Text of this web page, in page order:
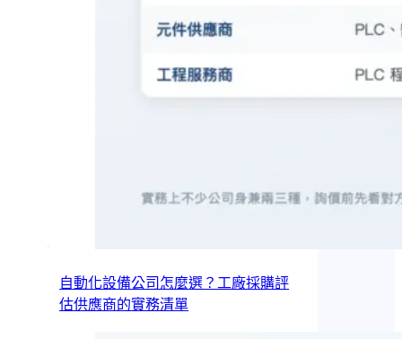
自動化設備公司怎麼選？工廠採購評
估供應商的實務清單